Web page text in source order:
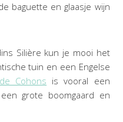
baguette en glaasje wijn
Silière kun je mooi het
tuin en een Engelse
Cohons is vooral een
grote boomgaard en